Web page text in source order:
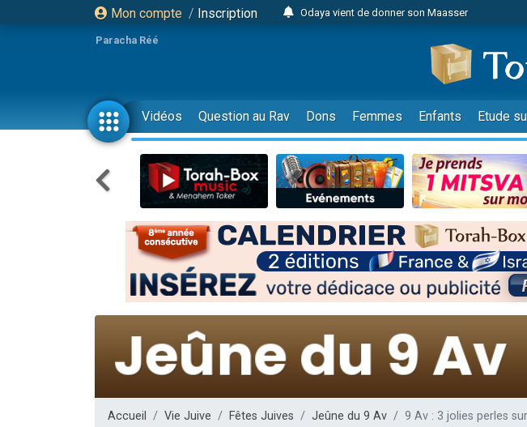
Mon compte / Inscription
Odaya vient de donner son Maasser
3 personnes viennent de faire un don pour
2 personnes viennent de nous rejoindre sur
13 personnes viennent de demander une
12 nouvelles musiques dans Torah-Box
30 personnes viennent de faire un don pour
Il reste 49 places pour étudier en groupe sur
3 personnes viennent de nous rejoindre sur
2 personnes viennent de nous rejoindre sur
3 personnes viennent de nous rejoindre sur
2 nouvelles musiques dans Torah-Box Music
8 personnes viennent de faire un don pour
Nouvelle émission radio : Visions de grandeur
61 personnes viennent de demander une
Ariel vient de donner son Maasser
Il reste 49 places pour étudier en groupe
Paracha Réé
Vidéos Question au Rav Dons Femmes Enfants Etude
Accueil Vie Juive Fêtes Juives Jeûne du 9 Av 9 Av : 3 jolies perles